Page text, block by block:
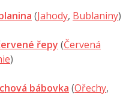
(Jahody, Bublaniny)
řepy (Červená
)
bábovka (Ořechy,